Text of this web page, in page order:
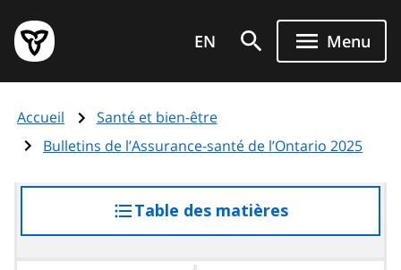
au
contenu
principal
Page
d'accueil
de
l'Ontario
EN Menu
Accueil
Santé et bien-être
Bulletins de l’Assurance-santé de l’Ontario 2025
Table des matières
à